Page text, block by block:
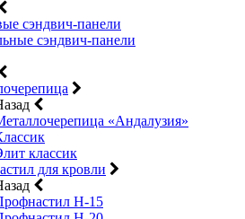
сэндвич-панели
сэндвич-панели
«Андалузия»
классик
для кровли
Н-15